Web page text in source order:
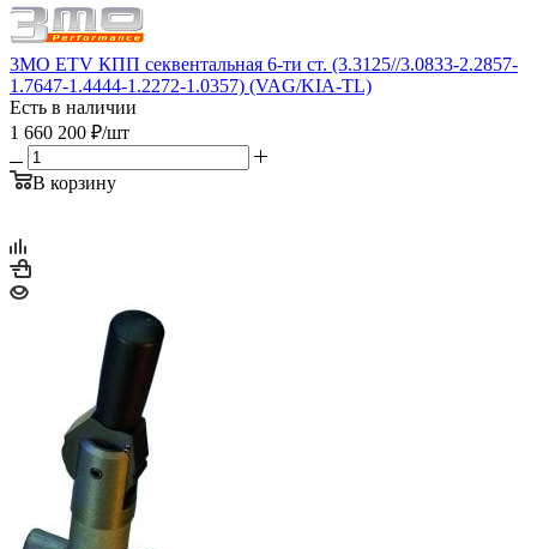
3MO ETV КПП секвентальная 6-ти ст. (3.3125//3.0833-2.2857-
1.7647-1.4444-1.2272-1.0357) (VAG/KIA-TL)
Есть в наличии
1 660 200 ₽/шт
В корзину